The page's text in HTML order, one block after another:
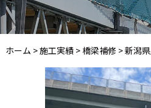
ホーム >施工実績> 橋梁補修>新潟